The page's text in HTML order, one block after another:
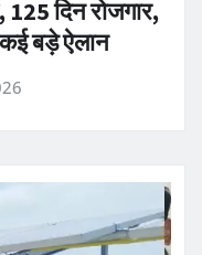
125 दिन रोजगार,
बड़े ऐलान